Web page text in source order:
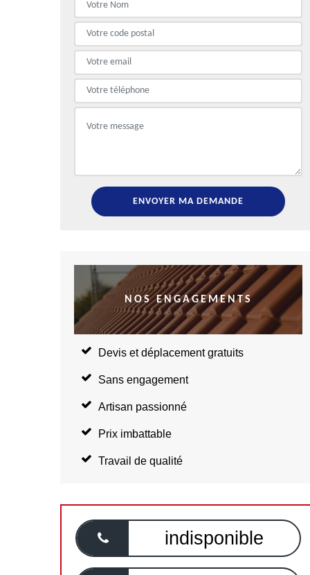
NOS ENGAGEMENTS
Devis et déplacement gratuits
Sans engagement
Artisan passionné
Prix imbattable
Travail de qualité
indisponible